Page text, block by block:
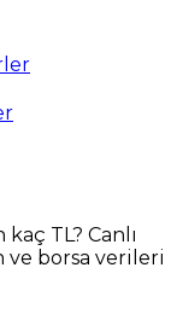
TL? Canlı
ve borsa verileri